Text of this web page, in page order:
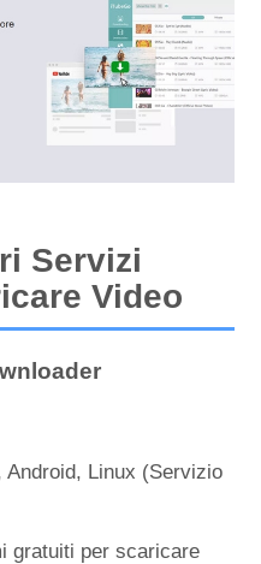
Servizi
Video
Linux (Servizio
gratuiti per scaricare